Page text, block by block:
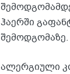
ჰაერში
შემოდგომაზე.
ალერგიული